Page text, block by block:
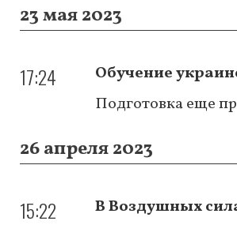
23 мая 2023
17:24
Обучение
Подготовка еще
26 апреля 2023
15:22
В Воздушных